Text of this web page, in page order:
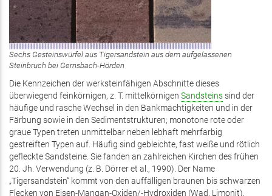
Sechs Gesteinswürfel aus Tigersandstein aus dem aufgelassenen
Steinbruch bei Gernsbach-Hörden
Die Kennzeichen der werksteinfähigen Abschnitte dieses
überwiegend feinkörnigen, z. T. mittelkörnigen Sandsteinssind der
häufige und rasche Wechsel in den Bankmächtigkeiten und in der
Färbung sowie in den Sedimentstrukturen; monotone rote oder
graue Typen treten unmittelbar neben lebhaft mehrfarbig
gestreiften Typen auf. Häufig sind gebleichte, fast weiße und rötlich
gefleckte Sandsteine. Sie fanden an zahlreichen Kirchen des frühen
20. Jh. Verwendung (z. B. Dörrer et al., 1990). Der Name
„Tigersandstein“ kommt von den auffälligen braunen bis schwarzen
Flecken von Eisen-Mangan-Oxiden/-Hydroxiden (Wad, Limonit),